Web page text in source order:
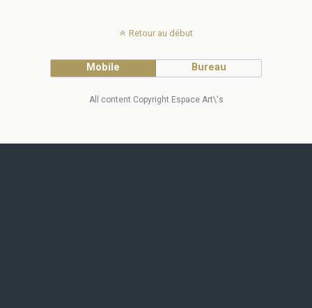
Retour au début
Mobile Bureau
All content Copyright Espace Art\'s